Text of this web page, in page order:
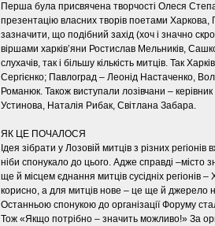
Перша була присвячена творчості Олеся
презентацію власних творів поетами Харкова,
зазначити, що подібний захід (хоч і значно
віршами харків’яни Ростислав Мельників,
слухачів, так і більшу кількість митців. Так
Сергієнко; Павлоград – Леонід Настаченко,
Романюк. Також виступали лозівчани –
Устинова, Наталія Рибак, Світлана Забара.
ЯК ЦЕ ПОЧАЛОСЯ
Ідея зібрати у Лозовій митців з різних
ніби спонукало до цього. Адже справді –місто
ще й місцем єднання митців сусідніх регіонів
корисно, а для митців нове – це ще й джерело
Останньою спонукою до організації Форуму
Тож «Якщо потрібно – значить можливо!» За